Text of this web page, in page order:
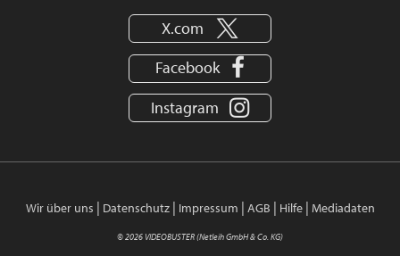
X.com
Facebook
Instagram
Wir über uns | Datenschutz| Impressum | AGB | Hilfe| Mediadaten
© 2026 VIDEOBUSTER (Netleih GmbH & Co. KG)